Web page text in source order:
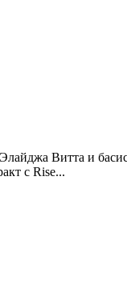
Витта и
с Rise...